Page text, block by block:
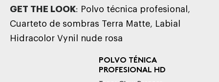
GET THE LOOK: Polvo técnica profesional ,
Cuarteto de sombras Terra Matte, Labial
Hidracolor Vynil nude rosa
POLVO TÉNICA
PROFESIONAL HD